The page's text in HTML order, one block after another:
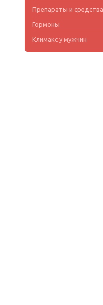
Препараты и средства
Гормоны
Климакс у мужчин